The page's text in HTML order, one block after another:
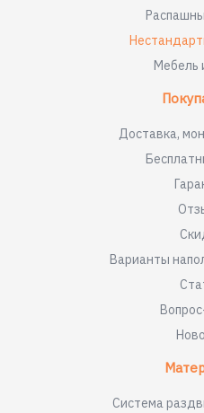
Доставка,
Варианты
Система